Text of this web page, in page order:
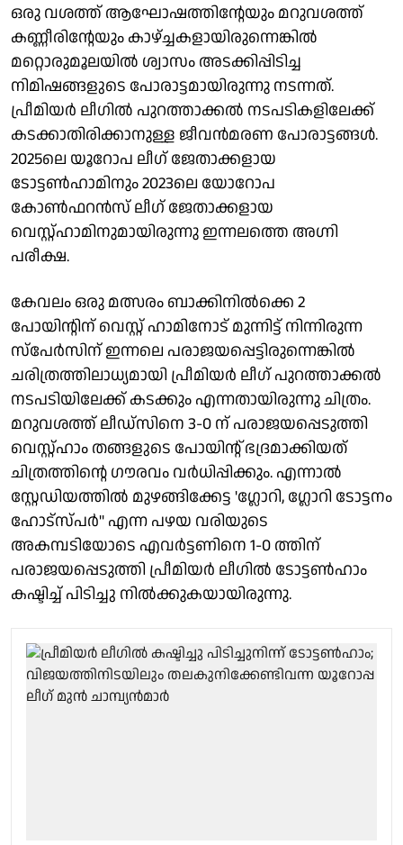
ഒരു വശത്ത് ആഘോഷത്തിന്റേയും മറുവശത്ത്
കണ്ണീരിന്റേയും കാഴ്ച്ചകളായിരുന്നെങ്കില്‍
മറ്റൊരുമൂലയില്‍ ശ്വാസം അടക്കിപ്പിടിച്ച
നിമിഷങ്ങളുടെ പോരാട്ടമായിരുന്നു നടന്നത്.
പ്രീമിയര്‍ ലീഗില്‍ പുറത്താക്കല്‍ നടപടികളിലേക്ക്
കടക്കാതിരിക്കാനുള്ള ജീവന്‍മരണ പോരാട്ടങ്ങള്‍.
2025ലെ യൂറോപ ലീഗ് ജേതാക്കളായ
ടോട്ടണ്‍ഹാമിനും 2023ലെ യോറോപ
കോണ്‍ഫറന്‍സ് ലീഗ് ജേതാക്കളായ
വെസ്റ്റ്ഹാമിനുമായിരുന്നു ഇന്നലത്തെ അഗ്നി
പരീക്ഷ.
കേവലം ഒരു മത്സരം ബാക്കിനില്‍ക്കെ 2
പോയിന്റിന് വെസ്റ്റ് ഹാമിനോട് മുന്നിട്ട് നിന്നിരുന്ന
സ്‌പേര്‍സിന് ഇന്നലെ പരാജയപ്പെട്ടിരുന്നെങ്കില്‍
ചരിത്രത്തിലാധ്യമായി പ്രീമിയര്‍ ലീഗ് പുറത്താക്കല്‍
നടപടിയിലേക്ക് കടക്കും എന്നതായിരുന്നു ചിത്രം.
മറുവശത്ത് ലീഡ്‌സിനെ 3-0 ന് പരാജയപ്പെടുത്തി
വെസ്റ്റ്ഹാം തങ്ങളുടെ പോയിന്റ് ഭദ്രമാക്കിയത്
ചിത്രത്തിന്റെ ഗൗരവം വര്‍ധിപ്പിക്കും. എന്നാല്‍
സ്റ്റേഡിയത്തില്‍ മുഴങ്ങിക്കേട്ട 'ഗ്ലോറി, ഗ്ലോറി ടോട്ടനം
ഹോട്സ്പര്‍'' എന്ന പഴയ വരിയുടെ
അകമ്പടിയോടെ എവര്‍ട്ടണിനെ 1-0 ത്തിന്
പരാജയപ്പെടുത്തി പ്രീമിയര്‍ ലീഗില്‍ ടോട്ടണ്‍ഹാം
കഷ്ടിച്ച് പിടിച്ചു നില്‍ക്കുകയായിരുന്നു.